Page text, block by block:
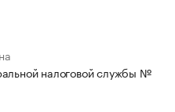
налоговой службы №